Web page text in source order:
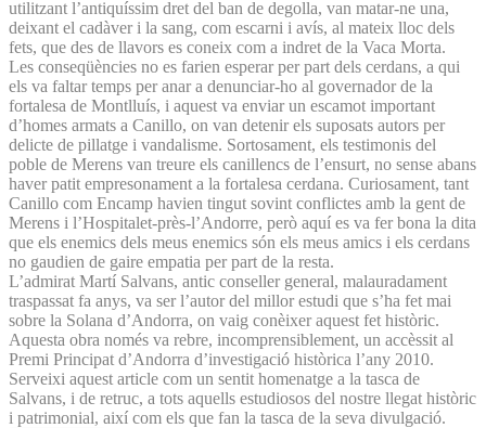
utilitzant l’antiquíssim dret del ban de degolla, van matar-ne una,
deixant el cadàver i la sang, com escarni i avís, al mateix lloc dels
fets, que des de llavors es coneix com a indret de la Vaca Morta.
Les conseqüències no es farien esperar per part dels cerdans, a qui
els va faltar temps per anar a denunciar-ho al governador de la
fortalesa de Montlluís, i aquest va enviar un escamot important
d’homes armats a Canillo, on van detenir els suposats autors per
delicte de pillatge i vandalisme. Sortosament, els testimonis del
poble de Merens van treure els canillencs de l’ensurt, no sense abans
haver patit empresonament a la fortalesa cerdana. Curiosament, tant
Canillo com Encamp havien tingut sovint conflictes amb la gent de
Merens i l’Hospitalet-près-l’Andorre, però aquí es va fer bona la dita
que els enemics dels meus enemics són els meus amics i els cerdans
no gaudien de gaire empatia per part de la resta.
L’admirat Martí Salvans, antic conseller general, malauradament
traspassat fa anys, va ser l’autor del millor estudi que s’ha fet mai
sobre la Solana d’Andorra, on vaig conèixer aquest fet històric.
Aquesta obra només va rebre, incomprensiblement, un accèssit al
Premi Principat d’Andorra d’investigació històrica l’any 2010.
Serveixi aquest article com un sentit homenatge a la tasca de
Salvans, i de retruc, a tots aquells estudiosos del nostre llegat històric
i patrimonial, així com els que fan la tasca de la seva divulgació.